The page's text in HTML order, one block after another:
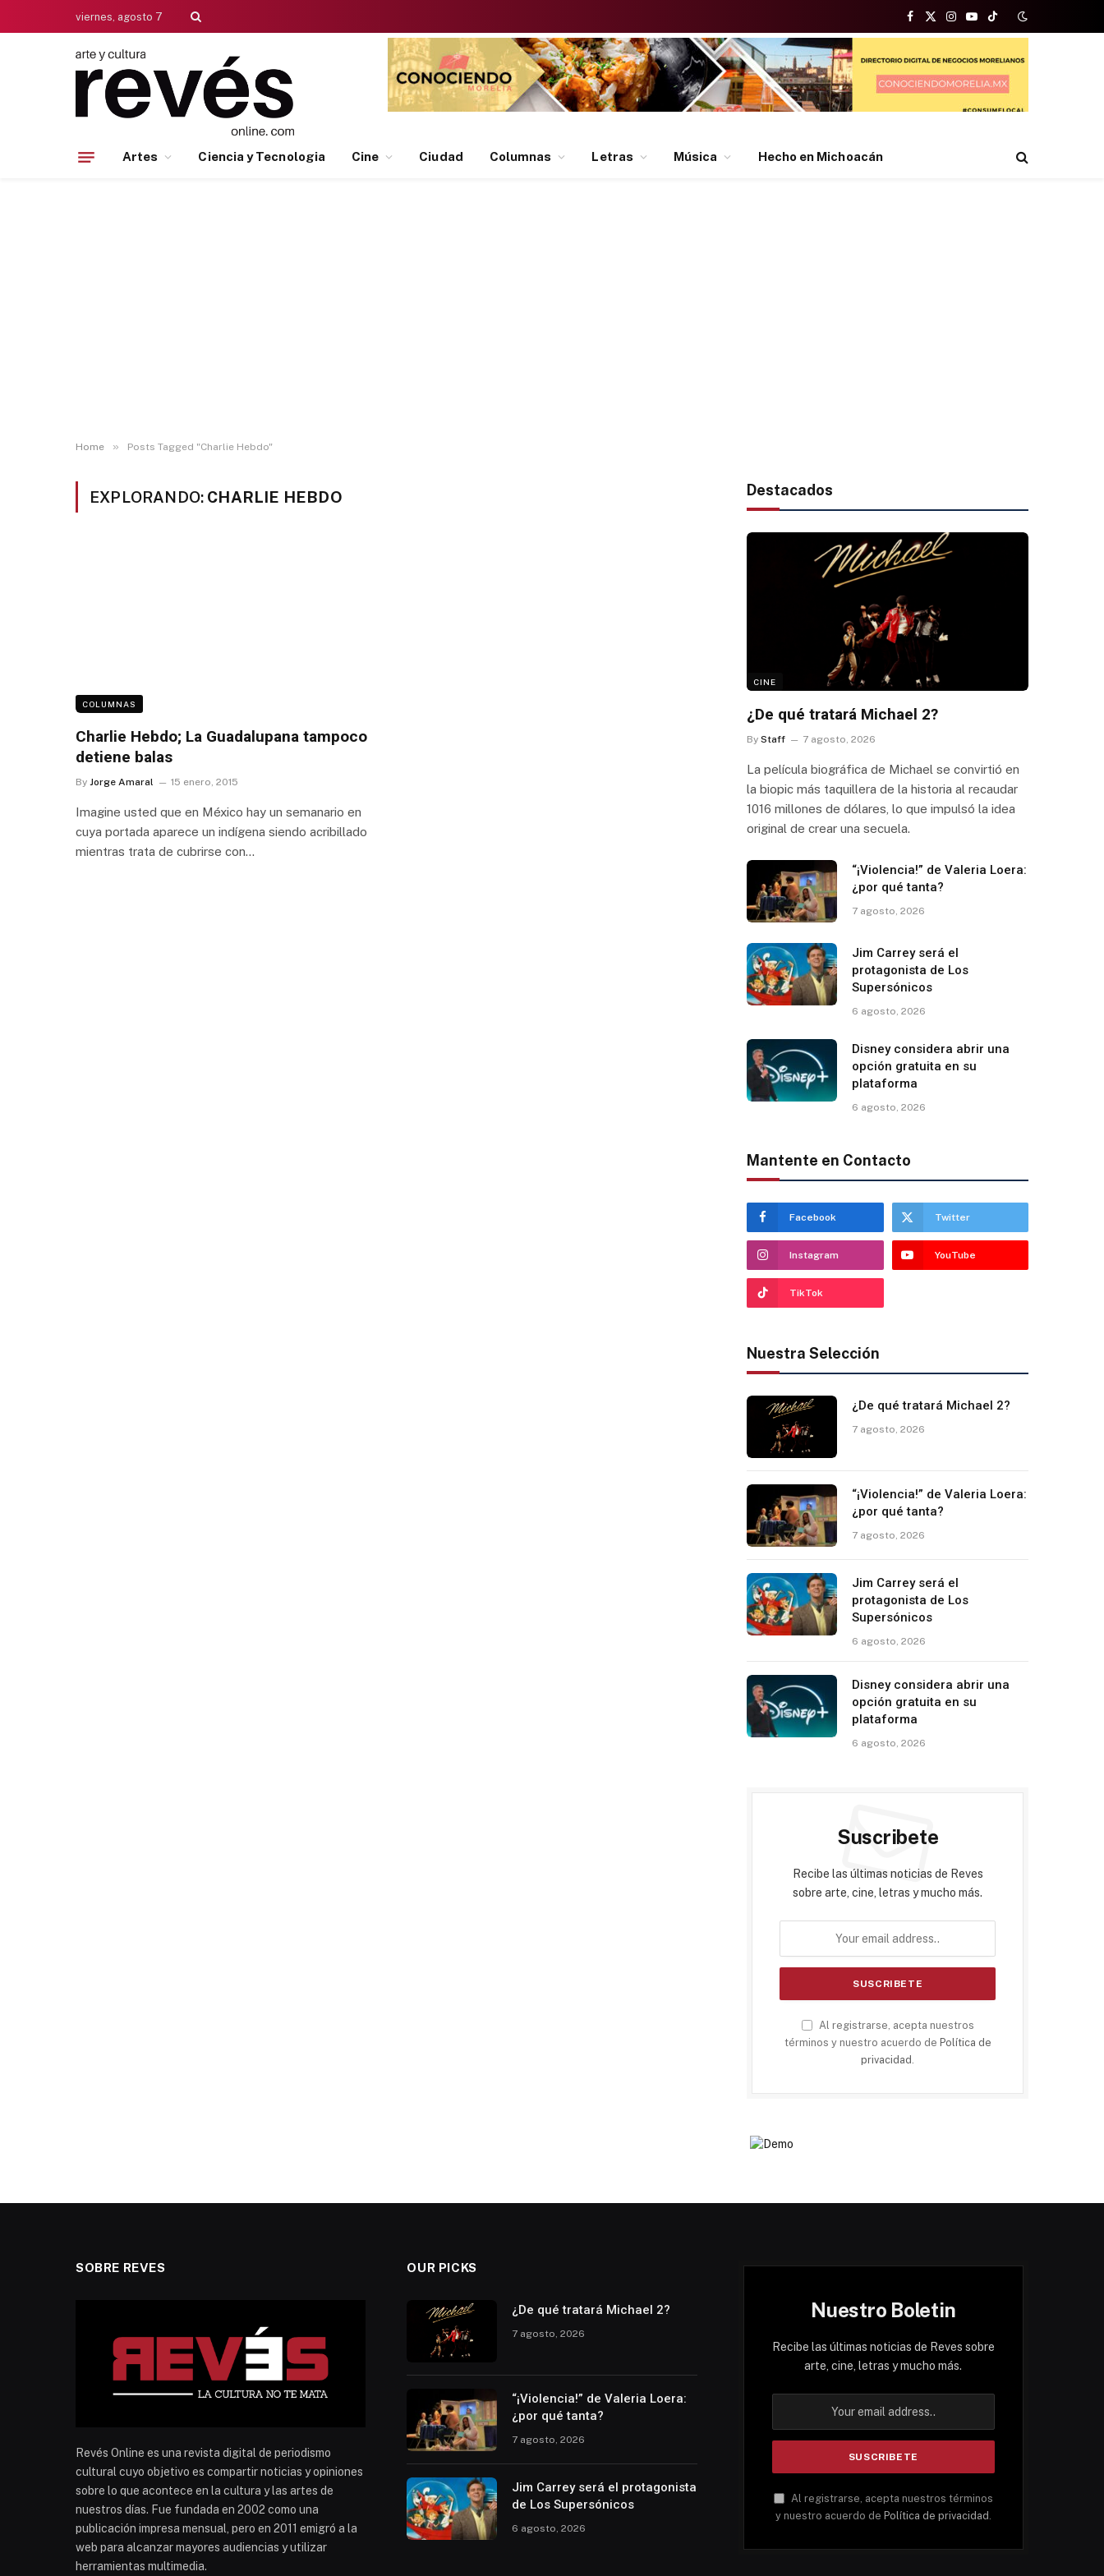
viernes, agosto 7
Facebook
X
(Twitter)
Instagram
YouTubeTikTok
Artes Ciencia y Tecnologia Cine Ciudad Columnas Letras Música Hecho en Michoacán
Home » Posts Tagged "Charlie Hebdo"
EXPLORANDO: CHARLIE HEBDO
COLUMNAS
Charlie Hebdo; La Guadalupana tampoco
detiene balas
By Jorge Amaral 15 enero, 2015
Imagine usted que en México hay un semanario en
cuya portada aparece un indígena siendo acribillado
mientras trata de cubrirse con…
Destacados
CINE
¿De qué tratará Michael 2?
By Staff 7 agosto, 2026
La película biográfica de Michael se convirtió en
la biopic más taquillera de la historia al recaudar
1016 millones de dólares, lo que impulsó la idea
original de crear una secuela.
“¡Violencia!” de Valeria Loera:
¿por qué tanta?
7 agosto, 2026
Jim Carrey será el
protagonista de Los
Supersónicos
6 agosto, 2026
Disney considera abrir una
opción gratuita en su
plataforma
6 agosto, 2026
Mantente en Contacto
Facebook Twitter
Instagram YouTube
TikTok
Nuestra Selección
¿De qué tratará Michael 2?
7 agosto, 2026
“¡Violencia!” de Valeria Loera:
¿por qué tanta?
7 agosto, 2026
Jim Carrey será el
protagonista de Los
Supersónicos
6 agosto, 2026
Disney considera abrir una
opción gratuita en su
plataforma
6 agosto, 2026
Suscribete
Recibe las últimas noticias de Reves
sobre arte, cine, letras y mucho más.
Al registrarse, acepta nuestros
términos y nuestro acuerdo de Política de
privacidad
SOBRE REVES
Revés Online es una revista digital de periodismo
cultural cuyo objetivo es compartir noticias y opiniones
sobre lo que acontece en la cultura y las artes de
nuestros días. Fue fundada en 2002 como una
publicación impresa mensual, pero en 2011 emigró a la
web para alcanzar mayores audiencias y utilizar
herramientas multimedia.
OUR PICKS
¿De qué tratará Michael 2?
7 agosto, 2026
“¡Violencia!” de Valeria Loera:
¿por qué tanta?
7 agosto, 2026
Jim Carrey será el protagonista
de Los Supersónicos
6 agosto, 2026
Nuestro Boletin
Recibe las últimas noticias de Reves sobre
arte, cine, letras y mucho más.
Al registrarse, acepta nuestros términos
y nuestro acuerdo de Política de privacidad